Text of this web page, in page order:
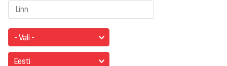
- Vali -
Eesti